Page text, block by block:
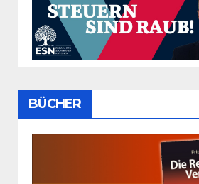
BÜCHER